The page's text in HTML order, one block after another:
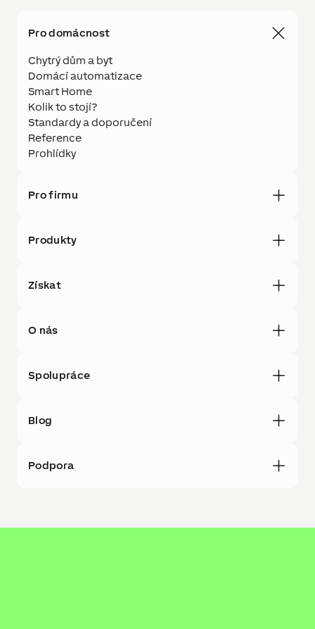
Pro domácnost
Chytrý dům a byt
Domácí automatizace
Smart Home
Kolik to stojí?
Standardy a doporučení
Reference
Prohlídky
Pro firmu
Produkty
Získat
O nás
Spolupráce
Blog
Podpora